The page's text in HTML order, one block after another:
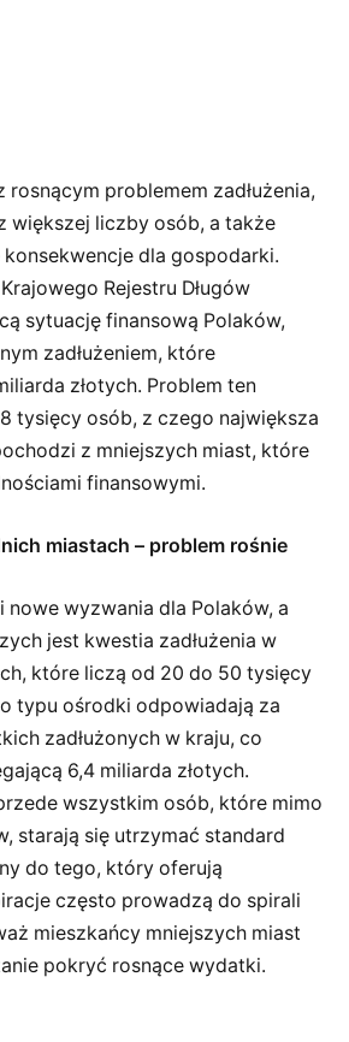
rosnącym problemem zadłużenia,
większej liczby osób, a także
dla gospodarki.
Rejestru Długów
sytuację finansową Polaków,
zadłużeniem, które
złotych. Problem ten
tysięcy osób, z czego największa
z mniejszych miast, które
finansowymi.
miastach – problem rośnie
nowe wyzwania dla Polaków, a
jest kwestia zadłużenia w
które liczą od 20 do 50 tysięcy
typu ośrodki odpowiadają za
zadłużonych w kraju, co
6,4 miliarda złotych.
wszystkim osób, które mimo
starają się utrzymać standard
do tego, który oferują
często prowadzą do spirali
mieszkańcy mniejszych miast
pokryć rosnące wydatki.